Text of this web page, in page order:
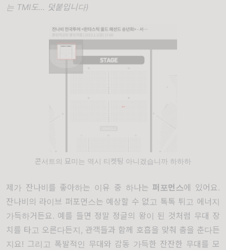
는 TMI도… 덧붙입니다)
콘서트의 묘미는 역시 티켓팅 아니겠습니까 하하하
제가 잔나비를 좋아하는 이유 중 하나는퍼포먼스에 있어요.
잔나비의 라이브 퍼포먼스는 예상할 수 없고 톡톡 튀고 에너지
가득하거든요. 예를 들면 정말 정글의 왕이 된 것처럼 무대 장
치를 타고 오른다든지, 관객들과 함께 호흡을 맞춰 춤을 춘다든
지요! 그리고 폭발적인 무대와 감동 가득한 잔잔한 무대를 모